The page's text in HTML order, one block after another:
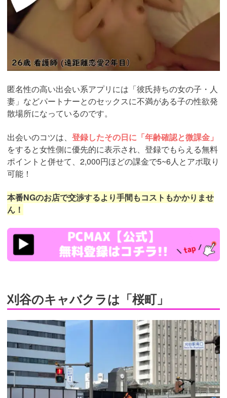
匿名性の高い出会い系アプリには「彼氏持ちの女の子・人
妻」などパートナーとのセックスに不満がある子の性欲発
散場所になっているのです。
出会いのコツは、 登録したその日に「年齢確認と微課金」
をすると女性側に優先的に表示され、登録でもらえる無料
ポイントと併せて、2,000円ほどの課金で5~6人とアポ取り
可能！
本番NGのお店で交渉するより手間もコストもかかりませ
ん！
https://pcmax.jp/lp/?
ad_id=rm307152
刈谷のキャバクラは「桜町」